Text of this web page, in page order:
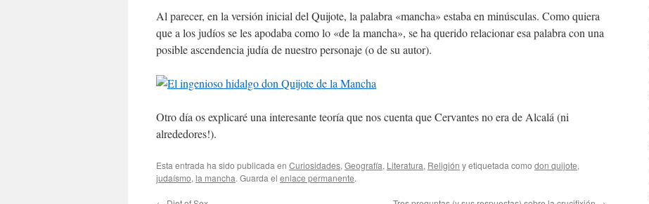
Al parecer, en la versión inicial del Quijote, la palabra «mancha» estaba en minúsculas. Como quiera
que a los judíos se les apodaba como lo «de la mancha», se ha querido relacionar esa palabra con una
posible ascendencia judía de nuestro personaje (o de su autor).
Otro día os explicaré una interesante teoría que nos cuenta que Cervantes no era de Alcalá (ni
alrededores!).
Esta entrada ha sido publicada en Curiosidades, Geografía, Literatura, Religión y etiquetada como don quijote,
judaísmo, la mancha. Guarda el enlace permanente.